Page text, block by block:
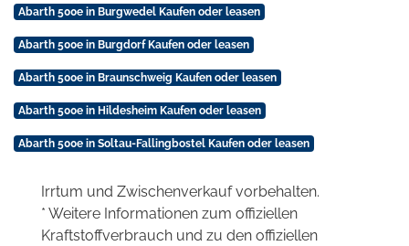
Abarth 500e in Burgwedel Kaufen oder leasen
Abarth 500e in Burgdorf Kaufen oder leasen
Abarth 500e in Braunschweig Kaufen oder leasen
Abarth 500e in Hildesheim Kaufen oder leasen
Abarth 500e in Soltau-Fallingbostel Kaufen oder leasen
Irrtum und Zwischenverkauf vorbehalten.
* Weitere Informationen zum offiziellen
Kraftstoffverbrauch und zu den offiziellen